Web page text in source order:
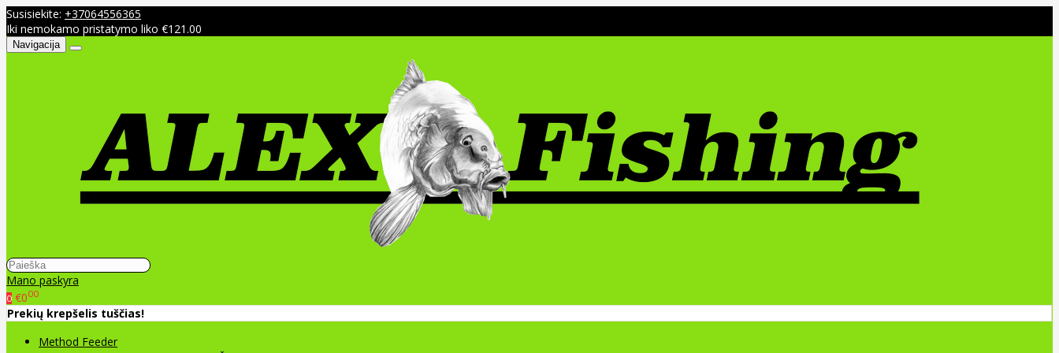
Susisiekite: +37064556365
Iki nemokamo pristatymo liko €121.00
Navigacija
Mano paskyra
0 €000
Prekių krepšelis tuščias!
Method Feeder